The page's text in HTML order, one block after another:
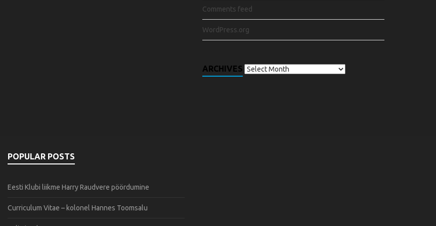
Comments feed
WordPress.org
ARCHIVES
POPULAR POSTS
Eesti Klubi liikme Harry Raudvere pöördumine
Curriculum Vitae – kolonel Hannes Toomsalu